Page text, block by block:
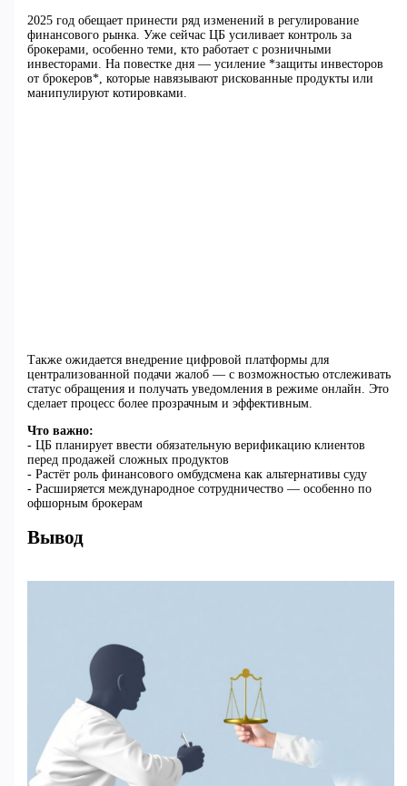
2025 год обещает принести ряд изменений в регулирование
финансового рынка. Уже сейчас ЦБ усиливает контроль за
брокерами, особенно теми, кто работает с розничными
инвесторами. На повестке дня — усиление *защиты инвесторов
от брокеров*, которые навязывают рискованные продукты или
манипулируют котировками.
Также ожидается внедрение цифровой платформы для
централизованной подачи жалоб — с возможностью отслеживать
статус обращения и получать уведомления в режиме онлайн. Это
сделает процесс более прозрачным и эффективным.
Что важно:
- ЦБ планирует ввести обязательную верификацию клиентов
перед продажей сложных продуктов
- Растёт роль финансового омбудсмена как альтернативы суду
- Расширяется международное сотрудничество — особенно по
офшорным брокерам
Вывод